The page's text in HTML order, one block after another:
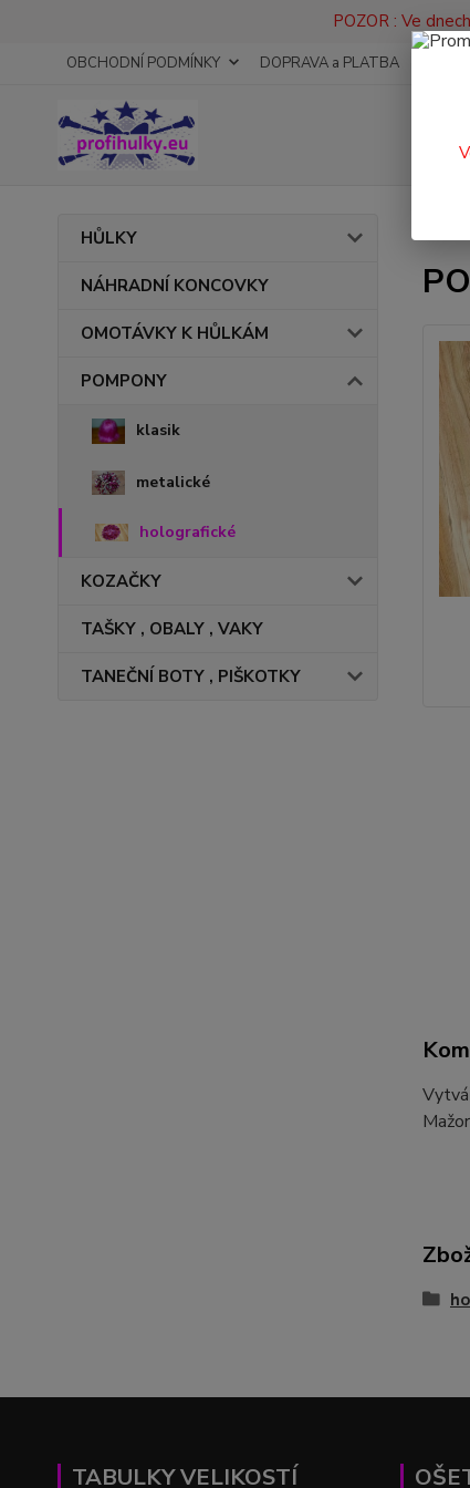
POZOR : Ve
OBCHODNÍ PODMÍNKY DOPRAVA a PLATBA
HŮLKY
NÁHRADNÍ KONCOVKY
OMOTÁVKY K HŮLKÁM
POMPONY
klasik
metalické
holografické
KOZAČKY
TAŠKY , OBALY , VAKY
TANEČNÍ BOTY , PIŠKOTKY
TABULKY VELIKOSTÍ